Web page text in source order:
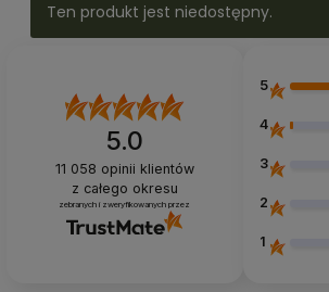
Ten produkt jest niedostępny.
5.0
11 058 opinii klientów
z całego okresu
zebranych i zweryfikowanych przez
5
4
3
2
1